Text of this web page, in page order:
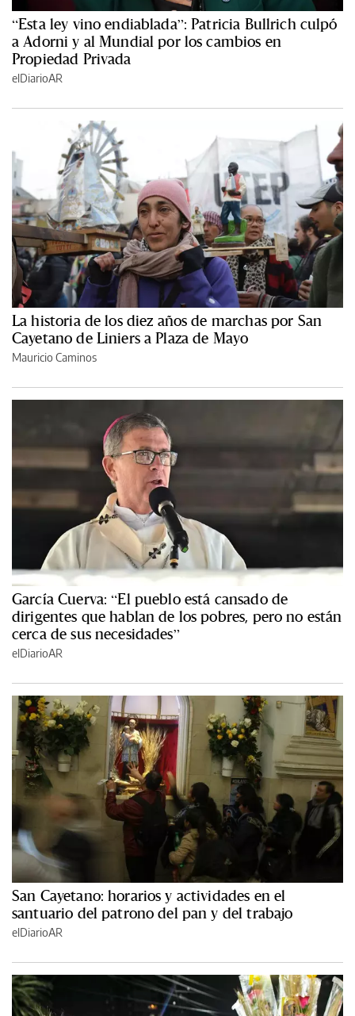
“Esta ley vino endiablada”: Patricia Bullrich culpó
a Adorni y al Mundial por los cambios en
Propiedad Privada
elDiarioAR
La historia de los diez años de marchas por San
Cayetano de Liniers a Plaza de Mayo
Mauricio Caminos
García Cuerva: “El pueblo está cansado de
dirigentes que hablan de los pobres, pero no están
cerca de sus necesidades”
elDiarioAR
San Cayetano: horarios y actividades en el
santuario del patrono del pan y del trabajo
elDiarioAR